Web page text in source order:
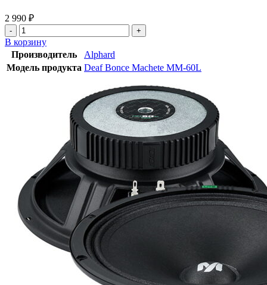
2 990 ₽
Количество
товара
Deaf
Bonce
Machete
В корзину
Производитель
Alphard
Модель продукта Deaf Bonce Machete MM-60L